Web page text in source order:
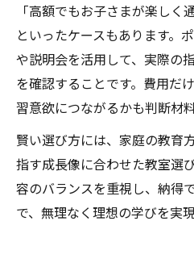
「高額でもお子さまが楽しく
といったケースもあります。
や説明会を活用して、実際の
を確認することです。費用だ
習意欲につながるかも判断材
賢い選び方には、家庭の教育
指す成長像に合わせた教室選
容のバランスを重視し、納得
で、無理なく理想の学びを実現